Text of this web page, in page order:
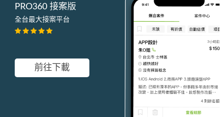
PRO360 接案版
全台最大接案平台
前往下載